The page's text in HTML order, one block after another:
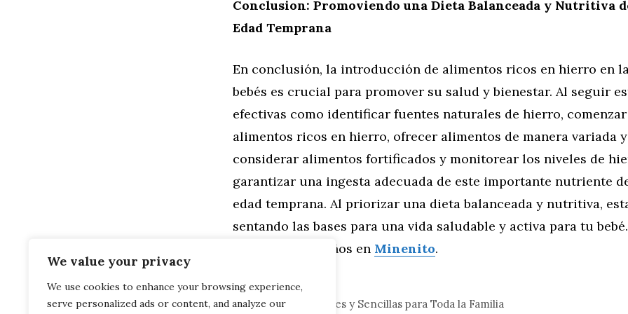
We value your privacy
We use cookies to enhance your browsing experience,
serve personalized ads or content, and analyze our
Conclusion: Promoviendo una Dieta Balanceada y Nutritiva
Edad Temprana
En conclusión, la introducción de alimentos ricos en hierro en
bebés es crucial para promover su salud y bienestar. Al seguir
efectivas como identificar fuentes naturales de hierro,
alimentos ricos en hierro, ofrecer alimentos de manera variada
considerar alimentos fortificados y monitorear los niveles de
garantizar una ingesta adecuada de este importante nutriente
edad temprana. Al priorizar una dieta balanceada y nutritiva,
sentando las bases para una vida saludable y activa para tu
mundo de los niños en Minenito.
Categorías
Familia,General
Recetas Saludables y Sencillas para Toda la Familia